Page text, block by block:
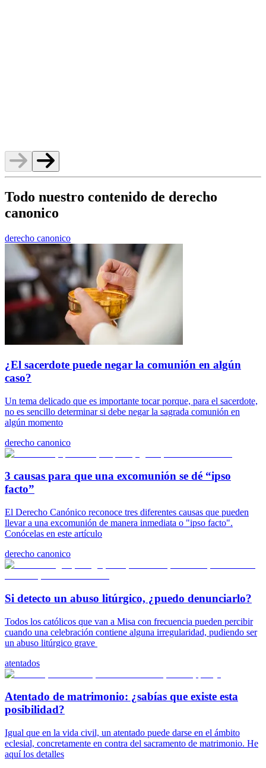
Todo nuestro contenido de derecho
canonico
derecho canonico
¿El sacerdote puede negar la comunión en algún
caso?
Un tema delicado que es importante tocar porque, para el sacerdote,
no es sencillo determinar si debe negar la sagrada comunión en
algún momento
derecho canonico
3 causas para que una excomunión se dé “ipso
facto”
El Derecho Canónico reconoce tres diferentes causas que pueden
llevar a una excomunión de manera inmediata o "ipso facto".
Conócelas en este artículo
derecho canonico
Si detecto un abuso litúrgico, ¿puedo denunciarlo?
Todos los católicos que van a Misa con frecuencia pueden percibir
cuando una celebración contiene alguna irregularidad, pudiendo ser
un abuso litúrgico grave
atentados
Atentado de matrimonio: ¿sabías que existe esta
posibilidad?
Igual que en la vida civil, un atentado puede darse en el ámbito
eclesial, concretamente en contra del sacramento de matrimonio. He
aquí los detalles